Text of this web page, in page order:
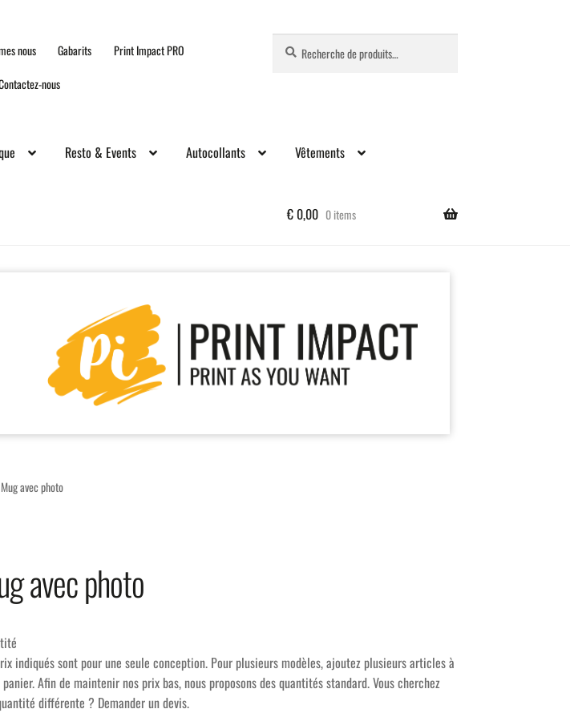
nous Gabarits
Print Impact PRO
nous
pour :
Resto & Events Autocollants Vêtements
€ 0,00 0 items
Mug avec photo
avec photo
indiqués sont pour une seule conception. Pour plusieurs modèles, ajoutez plusieurs articles à
Afin de maintenir nos prix bas, nous proposons des quantités standard. Vous cherchez
différente ? Demander un devis.